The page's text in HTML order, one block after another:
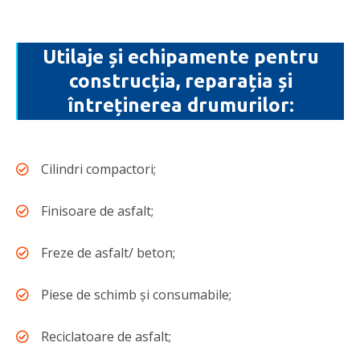
Utilaje și echipamente pentru
construcția, reparația și
întreținerea drumurilor:
Cilindri compactori;
Finisoare de asfalt;
Freze de asfalt/ beton;
Piese de schimb și consumabile;
Reciclatoare de asfalt;